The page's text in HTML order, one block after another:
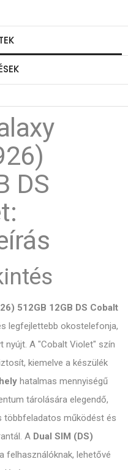
DS
512GB 12GB DS Cobalt
legfejlettebb okostelefonja,
nyújt. A "Cobalt Violet" szín
kiemelve a készülék
hatalmas mennyiségű
tárolására elegendő,
többfeladatos működést és
A Dual SIM (DS)
felhasználóknak, lehetővé